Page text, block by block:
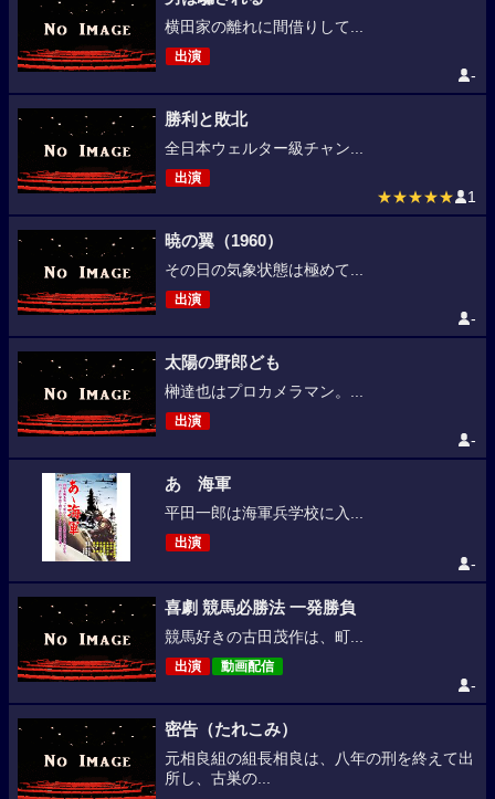
横田家の離れに間借りして...
出演
-
勝利と敗北
全日本ウェルター級チャン...
出演
★★★★★ 1
暁の翼（1960）
その日の気象状態は極めて...
出演
-
太陽の野郎ども
榊達也はプロカメラマン。...
出演
-
あゝ海軍
平田一郎は海軍兵学校に入...
出演
-
喜劇 競馬必勝法 一発勝負
競馬好きの古田茂作は、町...
出演 動画配信
-
密告（たれこみ）
元相良組の組長相良は、八年の刑を終えて出
所し、古巣の...